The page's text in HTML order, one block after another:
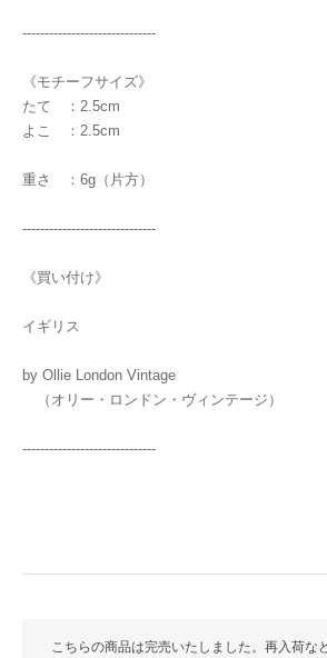
------------------------------
《モチーフサイズ》
たて ：2.5cm
よこ ：2.5cm
重さ ：6g（片方）
------------------------------
《買い付け》
イギリス
by Ollie London Vintage
（オリー・ロンドン・ヴィンテージ）
------------------------------
こちらの商品は完売いたしました。再入荷な